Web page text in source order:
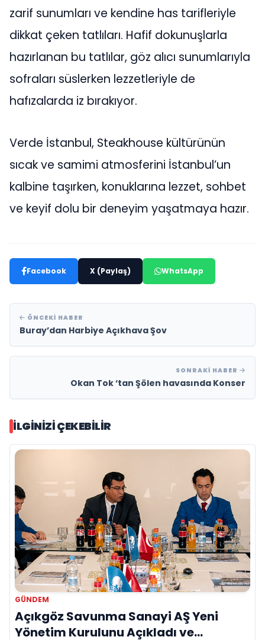
zarif sunumları ve kendine has tarifleriyle
dikkat çeken tatlıları. Hafif dokunuşlarla
hazırlanan bu tatlılar, göz alıcı sunumlarıyla
sofraları süslerken lezzetleriyle de
hafızalarda iz bırakıyor.
Verde İstanbul, Steakhouse kültürünün
sıcak ve samimi atmosferini İstanbul’un
kalbine taşırken, konuklarına lezzet, sohbet
ve keyif dolu bir deneyim yaşatmaya hazır.
Facebook X (Paylaş) WhatsApp
ÖNCEKI HABER
Buray’dan Harbiye Açıkhava Şov
SONRAKI HABER
Okan Tok ‘tan Şölen havasında Konser
İLGINIZI ÇEKEBILIR
GÜNDEM
Açıkgöz Savunma Sanayi AŞ Yeni
Yönetim Kurulunu Açıkladı ve